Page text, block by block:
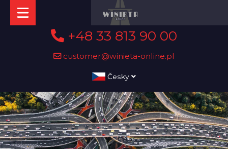
+48 33 813 90 00
customer@winieta-online.pl
Česky